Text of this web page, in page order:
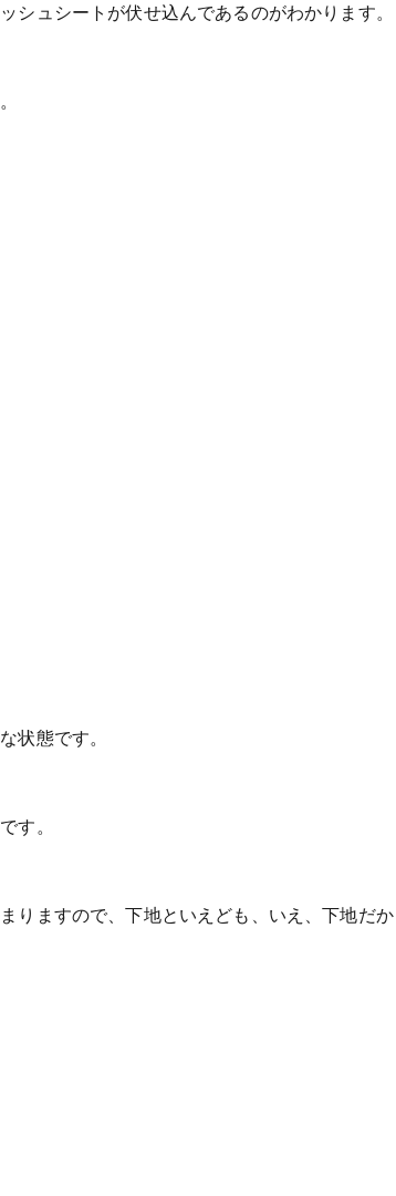
シュシートが伏せ込んであるのがわかります。
状態です。
す。
りますので、下地といえども、いえ、下地だ